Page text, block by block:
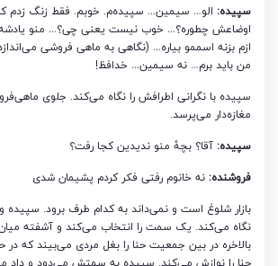
سپیده: الو… سیمین… سپیده‌م. خوبم. فقط زنگ
اوضاعش چطوره؟… خوب نیست یعنی چی؟… منو
ازم بزنه اسممو بیاره… (نگاهی به ماهی فروشی
من باید برم… نه سیمین… خدافظ!
سپیده با نگرانی اطرافش را نگاه می‌کند. جلوی
مغازه‌دار می‌پرسد.
سپیده: آقا؟ بچۀ منو ندیدین کجا رفت؟
فروشنده: نه خانوم رفتی فکر کردم پشیمان شدی
بازار شلوغ است و نمی‌داند به کدام طرف برود. سپیده
نگاه می‌کند. یک سمت را انتخاب می‌کند و آشفته
بالاخره در بین جمعیت حنا را بغل مردی می‌بیند که